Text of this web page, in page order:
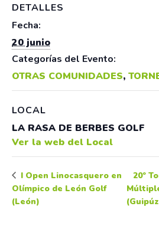
DETALLES
Fecha:
20 junio
Categorías del Evento:
OTRAS COMUNIDADES,
LOCAL
LA RASA DE BERBES GOLF
Ver la web del Local
I Open Linocasquero en
Olímpico de León Golf
(León)
20º